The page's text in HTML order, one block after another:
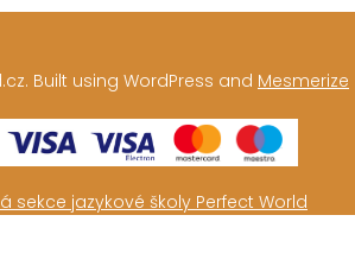
Built using WordPress and Mesmerize
sekce jazykové školy Perfect World